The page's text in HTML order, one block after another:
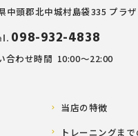
中頭郡北中城村島袋335 プラ
098-932-4838
合わせ時間 10:00～22:00
当店の特徴
トレーニングま